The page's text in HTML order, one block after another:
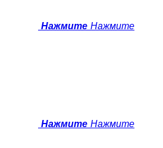
Нажмите Нажмите
Нажмите Нажмите